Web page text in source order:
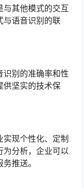
与其他模式的交互
与语音识别的联
识别的准确率和性
供坚实的技术保
现个性化、定制
为分析，企业可以
推送。